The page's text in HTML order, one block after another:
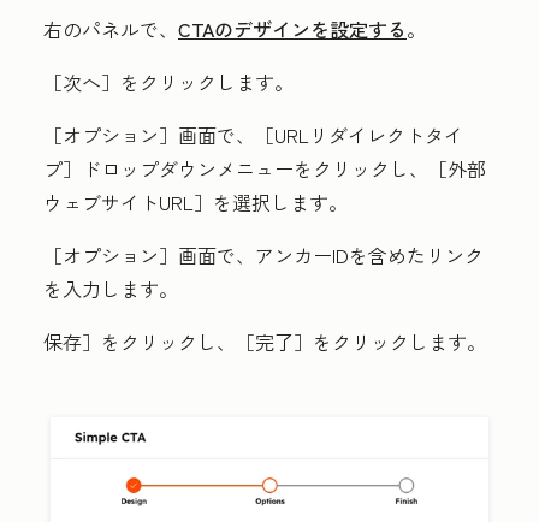
右のパネルで、 CTAのデザインを設定する。
［次へ］をクリックします。
［オプション］ 画面で、［URLリダイレクトタイ
プ］
ドロップダウンメニューをクリックし、
［外部
ウェブサイトURL］ を選択します。
［オプション］ 画面で、アンカーIDを含めた リンク
を入力します。
保存］をクリックし、［完了］をクリックします。